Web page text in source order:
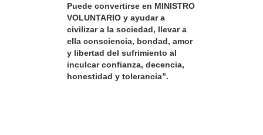
Puede convertirse en MINISTRO
VOLUNTARIO y ayudar a
civilizar a la sociedad, llevar a
ella consciencia, bondad, amor
y libertad del sufrimiento al
inculcar confianza, decencia,
honestidad y tolerancia”.